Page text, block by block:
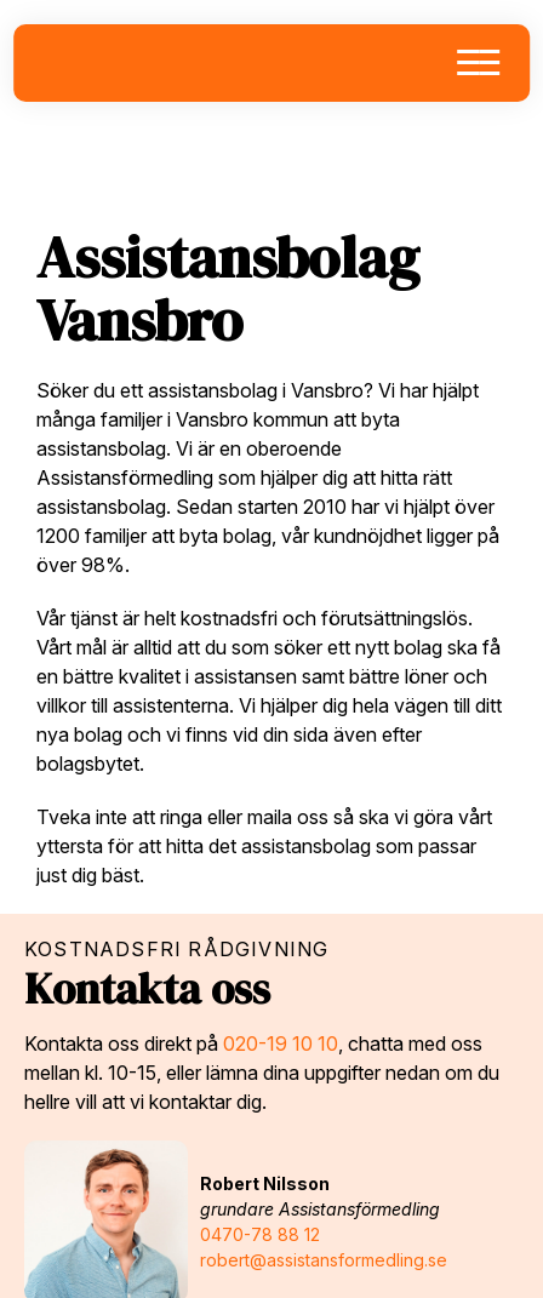
to
navigation
to
content
to
Assistansbolag
Vansbro
Söker du ett assistansbolag i Vansbro? Vi har hjälpt
många familjer i Vansbro kommun att byta
assistansbolag. Vi är en oberoende
Assistansförmedling som hjälper dig att hitta rätt
assistansbolag. Sedan starten 2010 har vi hjälpt över
1200 familjer att byta bolag, vår kundnöjdhet ligger på
över 98%.
Vår tjänst är helt kostnadsfri och förutsättningslös.
Vårt mål är alltid att du som söker ett nytt bolag ska få
en bättre kvalitet i assistansen samt bättre löner och
villkor till assistenterna. Vi hjälper dig hela vägen till ditt
nya bolag och vi finns vid din sida även efter
bolagsbytet.
Tveka inte att ringa eller maila oss så ska vi göra vårt
yttersta för att hitta det assistansbolag som passar
just dig bäst.
KOSTNADSFRI RÅDGIVNING
Kontakta oss
Kontakta oss direkt på 020-19 10 10 , chatta med oss
mellan kl. 10-15, eller lämna dina uppgifter nedan om du
hellre vill att vi kontaktar dig.
Robert Nilsson
grundare Assistansförmedling
0470-78 88 12
robert@assistansformedling.se